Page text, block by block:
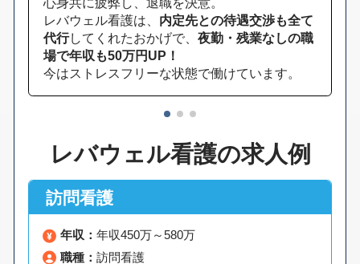
レバウェル看護は、 内定先との待遇交渉も全て
代行してくれたおかげで、 夜勤・残業なしの職
場で年収も50万円UP！
今はストレスフリーな状態で働けています。
レバウェル看護の求人例
訪問看護
年収： 年収450万～580万
職種： 訪問看護